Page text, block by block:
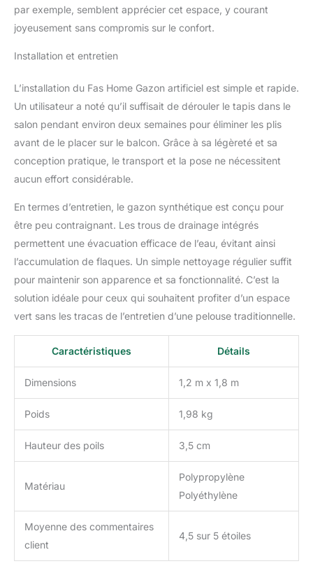
par exemple, semblent apprécier cet espace, y courant
joyeusement sans compromis sur le confort.
Installation et entretien
L’installation du Fas Home Gazon artificiel est simple et rapide.
Un utilisateur a noté qu’il suffisait de dérouler le tapis dans le
salon pendant environ deux semaines pour éliminer les plis
avant de le placer sur le balcon. Grâce à sa légèreté et sa
conception pratique, le transport et la pose ne nécessitent
aucun effort considérable.
En termes d’entretien, le gazon synthétique est conçu pour
être peu contraignant. Les trous de drainage intégrés
permettent une évacuation efficace de l’eau, évitant ainsi
l’accumulation de flaques. Un simple nettoyage régulier suffit
pour maintenir son apparence et sa fonctionnalité. C’est la
solution idéale pour ceux qui souhaitent profiter d’un espace
vert sans les tracas de l’entretien d’une pelouse traditionnelle.
Caractéristiques Détails
Dimensions 1,2 m x 1,8 m
Poids 1,98 kg
Hauteur des poils 3,5 cm
Matériau
Polypropylène
Polyéthylène
Moyenne des commentaires
client
4,5 sur 5 étoiles